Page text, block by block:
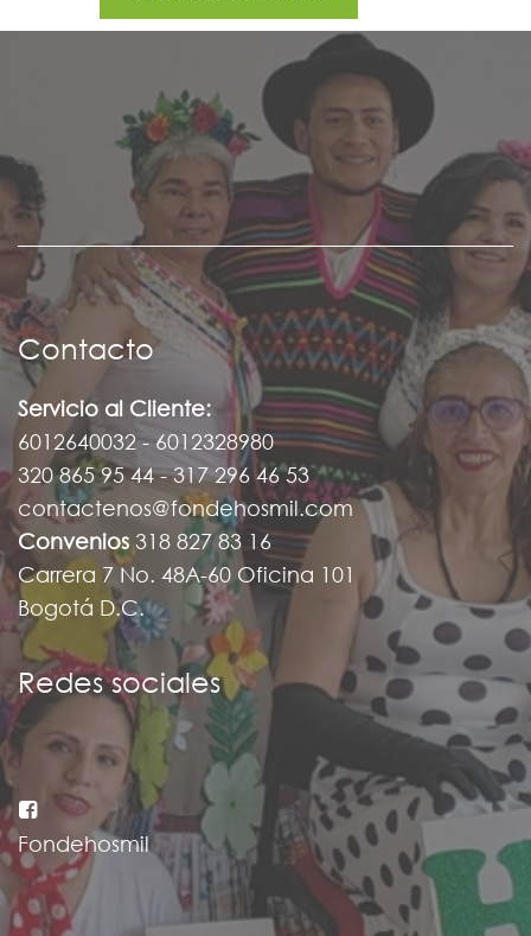
Contacto
Servicio al Cliente:
6012640032 - 6012328980
320 865 95 44 - 317 296 46 53
contactenos@fondehosmil.com
Convenios 318 827 83 16
Carrera 7 No. 48A-60 Oficina 101
Bogotá D.C.
Redes sociales
Fondehosmil